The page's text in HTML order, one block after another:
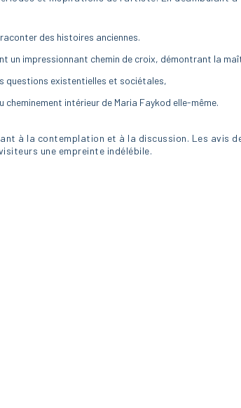
des histoires anciennes.
un impressionnant chemin de croix, démontrant la
questions existentielles et sociétales,
intérieur de Maria Faykod elle-même.
à la contemplation et à la discussion. Les avis
une empreinte indélébile.